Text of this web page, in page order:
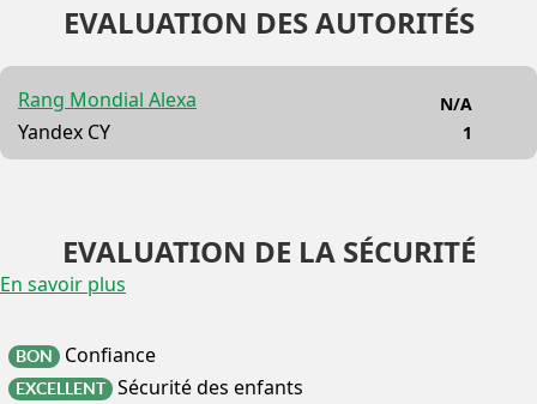
EVALUATION DES AUTORITÉS
Rang Mondial Alexa
Yandex CY
N/A
1
EVALUATION DE LA SÉCURITÉ
En savoir plus
BON Confiance
EXCELLENT Sécurité des enfants